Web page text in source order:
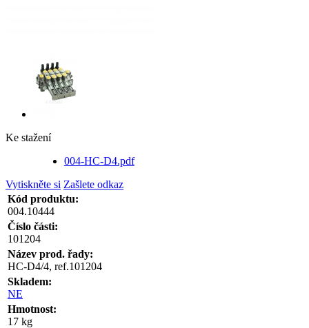
Ke stažení
004-HC-D4.pdf
Vytiskněte si Zašlete odkaz
Kód produktu:
004.10444
Číslo části:
101204
Název prod. řady:
HC-D4/4, ref.101204
Skladem:
NE
Hmotnost:
17 kg